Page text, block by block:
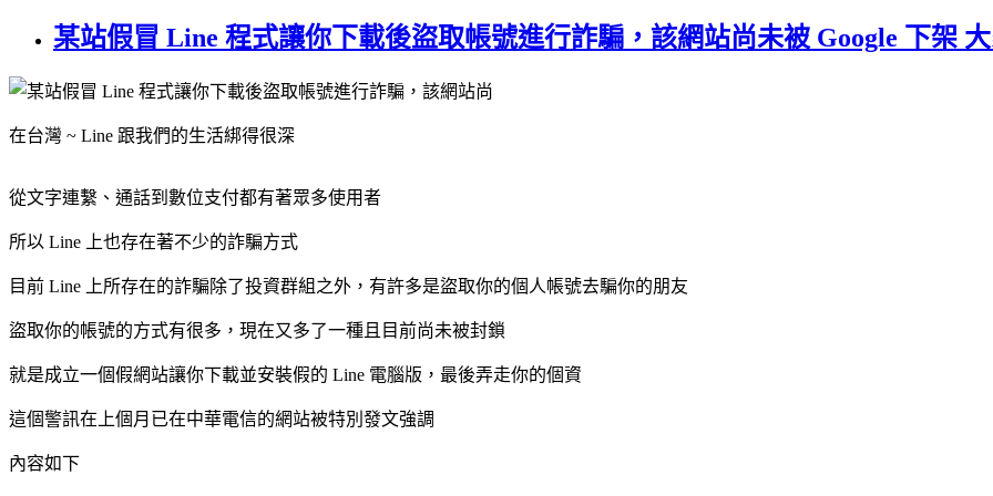
某站假冒 Line 程式讓你下載後盜取帳號進行詐騙，該網站尚未被 Google 下架
在台灣 ~ Line 跟我們的生活綁得很深
從文字連繫、通話到數位支付都有著眾多使用者
所以 Line 上也存在著不少的詐騙方式
目前 Line 上所存在的詐騙除了投資群組之外，有許多是盜取你的個人帳號去騙你的朋友
盜取你的帳號的方式有很多，現在又多了一種且目前尚未被封鎖
就是成立一個假網站讓你下載並安裝假的 Line 電腦版，最後弄走你的個資
這個警訊在上個月已在中華電信的網站被特別發文強調
內容如下